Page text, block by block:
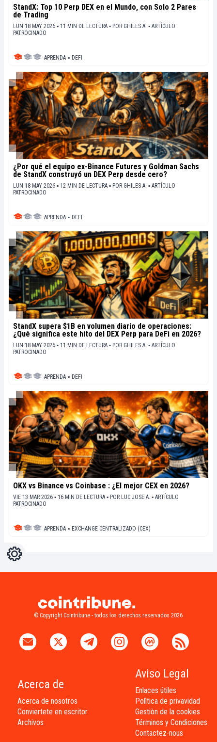
StandX: Top 10 Perp DEX en el Mundo, con Solo 2 Pares
de Trading
LUN 18 MAY 2026 ▪ 11 MIN DE LECTURA ▪ POR GHILES A. ▪ ARTÍCULO
PATROCINADO
APRENDA ▪ DEFI
¿Por qué el equipo ex-Binance Futures y Goldman Sachs
de StandX construyó un DEX Perp desde cero?
LUN 18 MAY 2026 ▪ 12 MIN DE LECTURA ▪ POR GHILES A. ▪ ARTÍCULO
PATROCINADO
APRENDA ▪ DEFI
StandX supera $1B en volumen diario de operaciones:
¿Qué significa este hito del DEX Perp para DeFi en 2026?
LUN 18 MAY 2026 ▪ 11 MIN DE LECTURA ▪ POR GHILES A. ▪ ARTÍCULO
PATROCINADO
APRENDA ▪ DEFI
OKX vs Binance vs Coinbase : ¿El mejor CEX en 2026?
VIE 13 MAR 2026 ▪ 16 MIN DE LECTURA ▪ POR LUC JOSE A. ▪ ARTÍCULO
PATROCINADO
APRENDA ▪ EXCHANGE CENTRALIZADO (CEX)
Ajustes
© Copyright Cointribune - todos los derechos reservados 2026
Acerca de
Acerca de nosotros
Conviertete en escritor
Archivos
Aviso Legal
Enlaces útiles
Polìtica de privavidad
Gestiòn de la cookies
Términos y Condiciones
Contactez-nous